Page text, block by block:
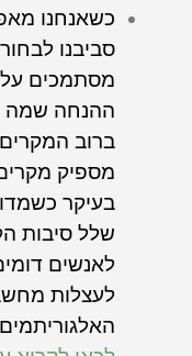
כשאנחנו
סביבנו
מסתמכים
ההנחה שמה
ברוב
מספיק
בעיקר
שלל סיבות
לאנשים
לעצלות